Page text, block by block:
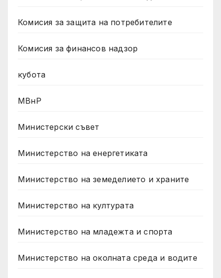
Комисия за защита на потребителите
Комисия за финансов надзор
кубота
МВнР
Министерски съвет
Министерство на енергетиката
Министерство на земеделието и храните
Министерство на културата
Министерство на младежта и спорта
Министерство на околната среда и водите